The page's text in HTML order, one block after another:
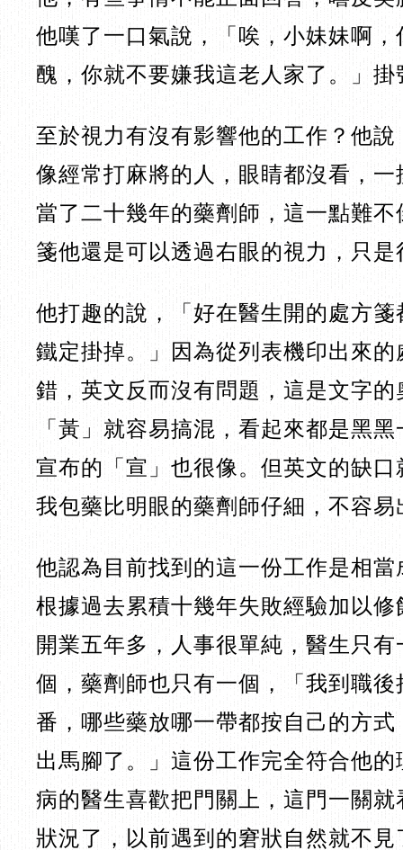
他嘆了一口氣說，「唉，小妹妹啊
醜，你就不要嫌我這老人家了。」
至於視力有沒有影響他的工作？他
像經常打麻將的人，眼睛都沒看，
當了二十幾年的藥劑師，這一點難
箋他還是可以透過右眼的視力，只
他打趣的說，「好在醫生開的處方箋
鐵定掛掉。」因為從列表機印出來
錯，英文反而沒有問題，這是文字
「黃」就容易搞混，看起來都是黑
宣布的「宣」也很像。但英文的缺
我包藥比明眼的藥劑師仔細，不容
他認為目前找到的這一份工作是相
根據過去累積十幾年失敗經驗加以
開業五年多，人事很單純，醫生只
個，藥劑師也只有一個，「我到職
番，哪些藥放哪一帶都按自己的方
出馬腳了。」這份工作完全符合他
病的醫生喜歡把門關上，這門一關
狀況了，以前遇到的窘狀自然就不